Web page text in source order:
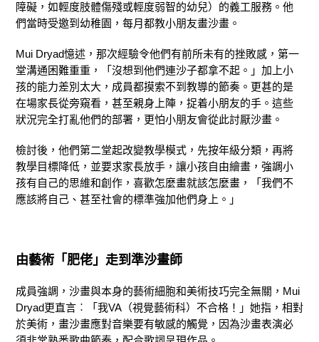
障礙，如輕度肢體傷殘或輕度弱智的幼兒）的義工服務。他
們當時受邀到幼稚園，每月都教小朋友畫沙畫。
Mui Dryad憶述，那次經驗令他們有前所未有的挫敗感，第一
堂溝通困難重重，「沒想到他們連沙子都拿不起。」加上小
孩的能力差別太大，成員都摸索不到教導的節奏。更甚的是
在場家長從旁窺看，甚至親身上陣，捉着小朋友的手。這些
狀況完全打亂他們的部署，更怕小朋友會從此討厭沙畫。
檢討後，他們第二堂起改變教學模式，先按年級分類，再將
教學目標降低，並要求家長放手，讓小孩自由繪畫，強調小
孩有自己的思維和創作，喜歡怎麼畫就該怎麼畫，「我們不
應該將自己、甚至社會的標準強加他們身上。」
由藝術「肥佬」走到準沙畫師
成員強調，沙畫與本身的藝術細胞和美術技巧完全無關，Mui
Dryad更直言︰「我VA（視覺藝術科）不合格！」她指，相對
於美術，畫沙畫應對音樂要有敏感的觸覺，因為沙畫表演必